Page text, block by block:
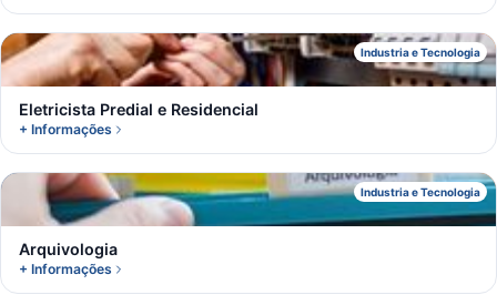
Industria e Tecnologia
E
Eletricista Predial e Residencial
+ Informações
Industria e Tecnologia
A
Arquivologia
+ Informações